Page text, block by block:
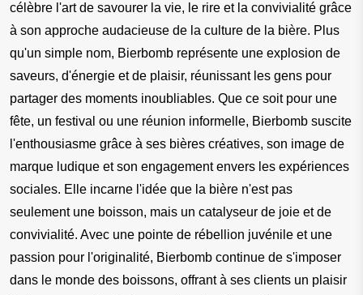
célèbre l'art de savourer la vie, le rire et la convivialité grâce
à son approche audacieuse de la culture de la bière. Plus
qu'un simple nom, Bierbomb représente une explosion de
saveurs, d'énergie et de plaisir, réunissant les gens pour
partager des moments inoubliables. Que ce soit pour une
fête, un festival ou une réunion informelle, Bierbomb suscite
l'enthousiasme grâce à ses bières créatives, son image de
marque ludique et son engagement envers les expériences
sociales. Elle incarne l'idée que la bière n'est pas
seulement une boisson, mais un catalyseur de joie et de
convivialité. Avec une pointe de rébellion juvénile et une
passion pour l'originalité, Bierbomb continue de s'imposer
dans le monde des boissons, offrant à ses clients un plaisir